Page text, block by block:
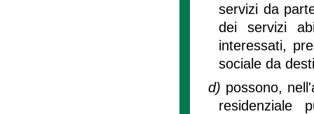
servizi da
dei servizi
interessati,
sociale da
d) possono,
residenziale